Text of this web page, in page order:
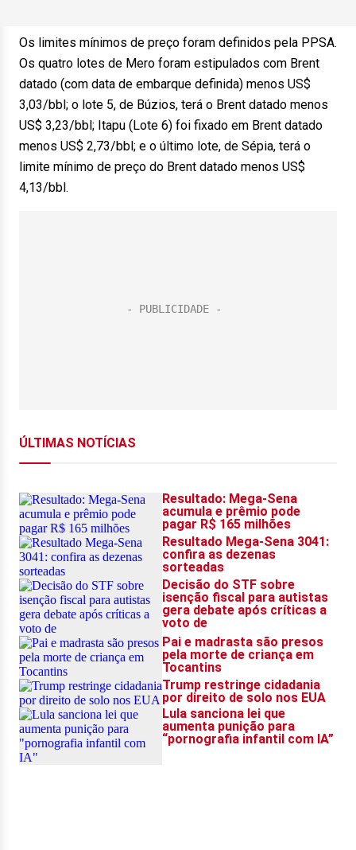
Os limites mínimos de preço foram definidos pela PPSA.
Os quatro lotes de Mero foram estipulados com Brent
datado (com data de embarque definida) menos US$
3,03/bbl; o lote 5, de Búzios, terá o Brent datado menos
US$ 3,23/bbl; Itapu (Lote 6) foi fixado em Brent datado
menos US$ 2,73/bbl; e o último lote, de Sépia, terá o
limite mínimo de preço do Brent datado menos US$
4,13/bbl.